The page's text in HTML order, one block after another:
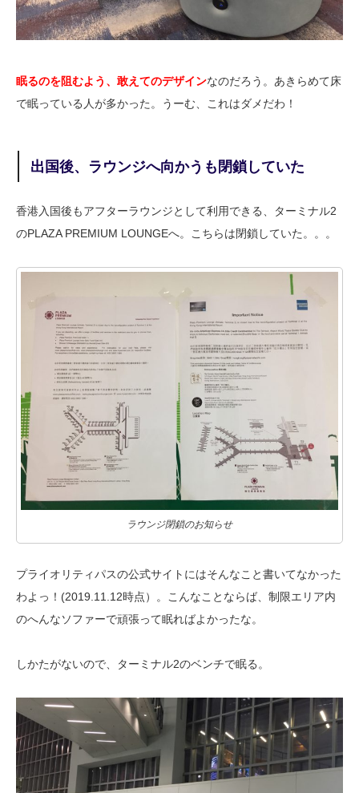
眠るのを阻むよう、敢えてのデザインなのだろう。あきらめて床
で眠っている人が多かった。うーむ、これはダメだわ！
出国後、ラウンジへ向かうも閉鎖していた
香港入国後もアフターラウンジとして利用できる、ターミナル2
のPLAZA PREMIUM LOUNGEへ。こちらは閉鎖していた。。。
ラウンジ閉鎖のお知らせ
プライオリティパスの公式サイトにはそんなこと書いてなかった
わよっ！(2019.11.12時点）。こんなことならば、制限エリア内
のへんなソファーで頑張って眠ればよかったな。
しかたがないので、ターミナル2のベンチで眠る。